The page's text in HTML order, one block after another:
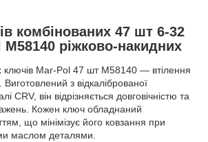
комбінованих 47 шт 6-32
ріжково-накидних
ключів Mar-Pol 47 шт M58140 — втілення
Виготовлений з відкаліброваної
CRV, він відрізняється довговічністю та
Кожен ключ обладнаний
що мінімізує його ковзання при
маслом деталями.